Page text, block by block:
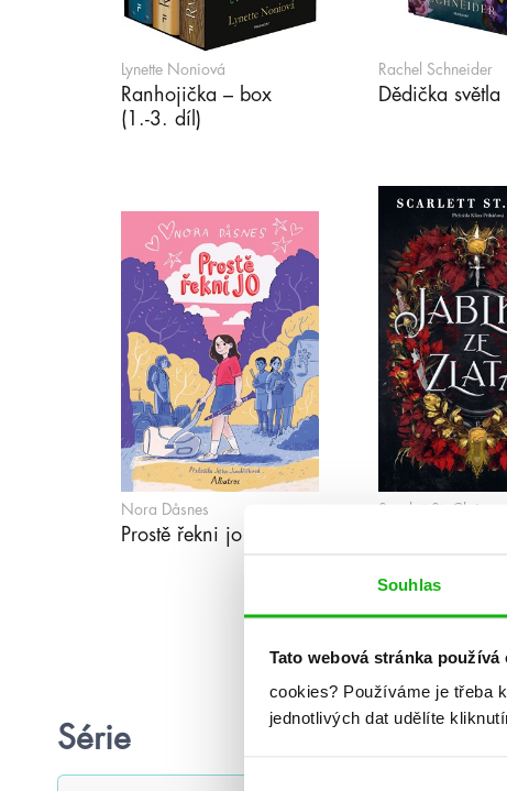
Souhlas
Tato webová stránka používá
cookies? Používáme je třeba
jednotlivých dat udělíte
Lynette Noniová
Ranhojička – box
(1.-3. díl)
Rachel Schneider
Dědička světla
Nora Dåsnes
Prostě řekni jo
Scarlett St. Clair
Série